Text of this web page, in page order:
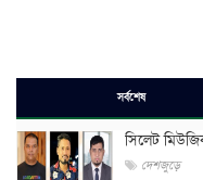
সর্বশেষ
সিলেট
দেশজুড়ে